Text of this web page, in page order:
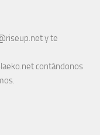
y te
contándonos